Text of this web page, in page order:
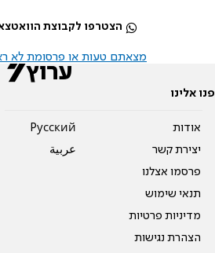
הצטרפו לקבוצת
מצאתם טעות או פרסומת לא
פנו אלינו
אודות
יצירת קשר
פרסמו אצלנו
תנאי שימוש
מדיניות פרטיות
הצהרת נגישות
Pусский
عربية